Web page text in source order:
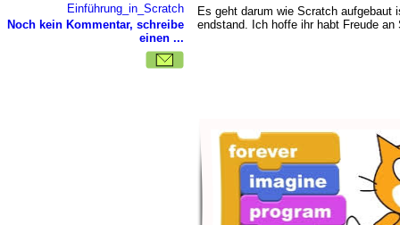
Einführung_in_Scratch
Noch kein Kommentar, schreibe
einen ...
Es geht darum wie Scratch aufgebaut
endstand. Ich hoffe ihr habt Freude an